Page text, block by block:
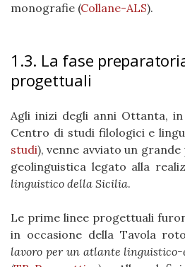
monografie (Collane-ALS).
1.3. La fase
progettuali
Agli inizi degli anni Ottanta, in
Centro di studi filologici e
studi), venne avviato un
geolinguistica legato alla
linguistico della Sicilia.
Le prime linee progettuali
in occasione della Tavola
lavoro per un atlante